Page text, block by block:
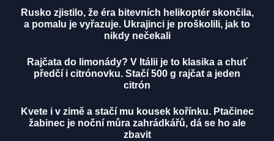
Rusko zjistilo, že éra bitevních helikoptér skončila,
a pomalu je vyřazuje. Ukrajinci je proškolili, jak to
nikdy nečekali
Rajčata do limonády? V Itálii je to klasika a chuť
předčí i citrónovku. Stačí 500 g rajčat a jeden
citrón
Kvete i v zimě a stačí mu kousek kořínku. Ptačinec
žabinec je noční můra zahrádkářů, dá se ho ale
zbavit